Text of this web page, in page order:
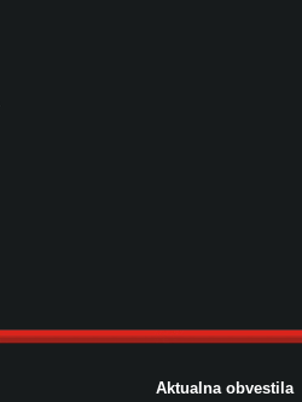
Aktualna obvestila